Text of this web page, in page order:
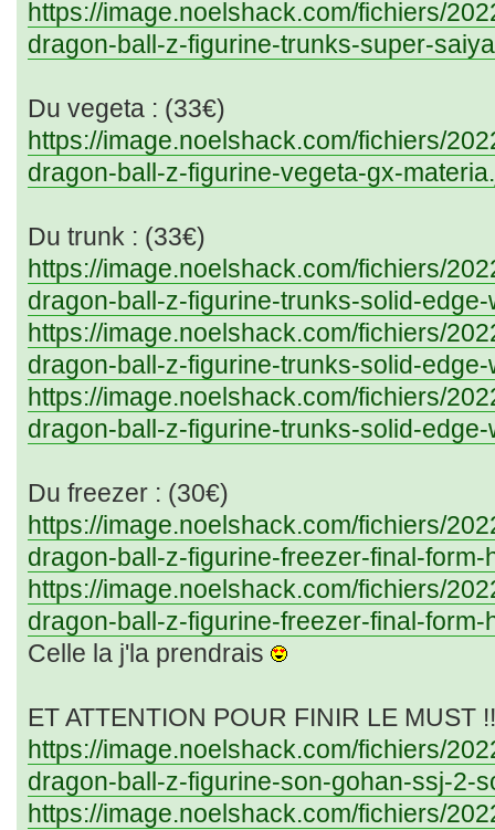
https://image.noelshack.com/fichiers/
dragon-ball-z-figurine-trunks-super-
Du vegeta : (33€)
https://image.noelshack.com/fichiers/
dragon-ball-z-figurine-vegeta-gx-
Du trunk : (33€)
https://image.noelshack.com/fichiers/
dragon-ball-z-figurine-trunks-solid-
https://image.noelshack.com/fichiers/
dragon-ball-z-figurine-trunks-solid-
https://image.noelshack.com/fichiers/
dragon-ball-z-figurine-trunks-solid-
Du freezer : (30€)
https://image.noelshack.com/fichiers/
dragon-ball-z-figurine-freezer-final-form-
https://image.noelshack.com/fichiers/
dragon-ball-z-figurine-freezer-final-
Celle la j'la prendrais
ET ATTENTION POUR FINIR LE MUST
https://image.noelshack.com/fichiers/
dragon-ball-z-figurine-son-gohan-ssj-2-
https://image.noelshack.com/fichiers/